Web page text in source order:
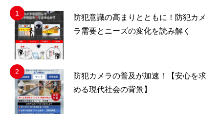
防犯意識の高まりとともに！防犯カメ
ラ需要とニーズの変化を読み解く
防犯カメラの普及が加速！【安心を求
める現代社会の背景】